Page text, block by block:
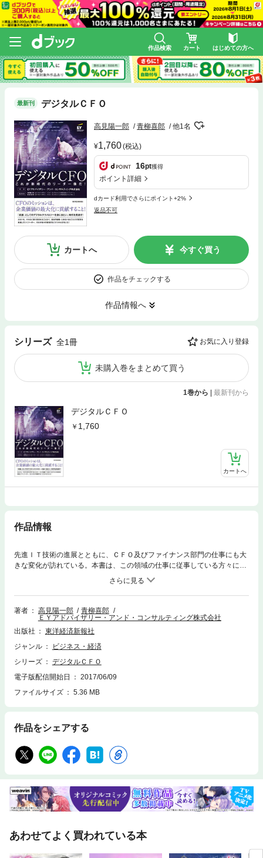
作品検索 カート はじめての方へ
最新刊 デジタルＣＦＯ
高見陽一郎 青柳喜郎 他1名
1,760(税込)
16pt獲得
ポイント詳細
dカード利用でさらにポイント+2%
返品不可
カートへ 今すぐ買う
作品をチェックする
作品情報へ
シリーズ 全1冊 お気に入り登録
未購入巻をまとめて買う
1巻から | 最新刊から
デジタルＣＦＯ
1,760
カートへ
作品情報
先進ＩＴ技術の進展とともに、ＣＦＯ及びファイナンス部門の仕事にも大
きな変化が訪れている。本書は、この領域の仕事に従事している方々に向
け、先進ＩＴテクノロジーの動向と組織運営、人材開発への影響について
概要を整理し、便覧的に提供する企画である。具体的には、【1】次世代
型ＥＲＰ、【2】ＲＰＡ技術、【3】人工知能、【4】ブロックチェーン、
【5】クラウド、【6】ビッグデータの６つのキーテクノロジーを中心に、
今後の展望と、対応策をまとめ、デジタル時代のファイナンス部門及びＣ
ＦＯの在り方を論じるものとする。
著者 高見陽一郎
青柳喜郎
ＥＹアドバイザリー・アンド・コンサルティング株式会社
出版社
東洋経済新報社
ジャンル
ビジネス・経済
シリーズ
デジタルＣＦＯ
電子版配信開始日
2017/06/09
ファイルサイズ
5.36 MB
作品をシェアする
あわせてよく買われている本